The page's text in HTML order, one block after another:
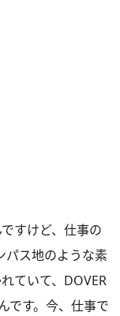
すけど、仕事の
パス地のような素
ていて、DOVER
です。今、仕事で